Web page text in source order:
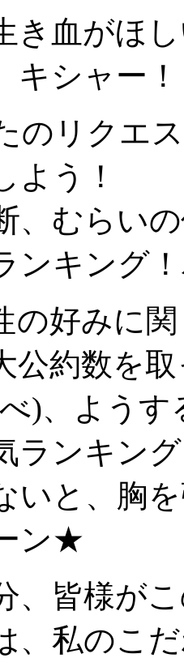
き血がほ
キシャー！
のリクエ
よう！
、むらい
ンキング
の好みに
公約数を
)、よう
ランキン
いと、胸
ン★
、皆様が
、私のこ